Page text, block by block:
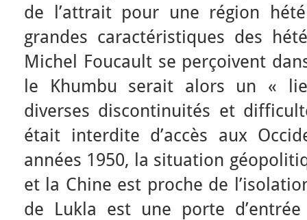
de l’attrait pour une région
grandes caractéristiques des
Michel Foucault se perçoivent
le Khumbu serait alors un «
diverses discontinuités et
était interdite d’accès aux
années 1950, la situation
et la Chine est proche de
de Lukla est une porte